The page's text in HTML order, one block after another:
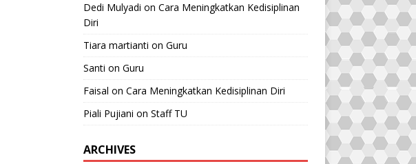
Dedi Mulyadi on Cara Meningkatkan Kedisiplinan
Diri
Tiara martianti on Guru
Santi on Guru
Faisal on Cara Meningkatkan Kedisiplinan Diri
Piali Pujiani on Staff TU
ARCHIVES